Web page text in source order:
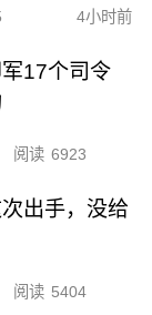
4小时前
17个司令
阅读 6923
出手，没给
阅读 5404